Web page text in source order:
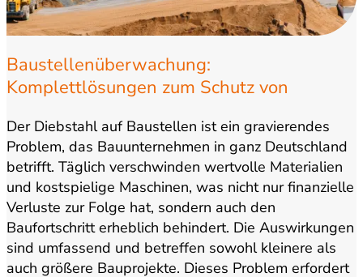
Baustellenüberwachung:
Komplettlösungen zum Schutz von
Der Diebstahl auf Baustellen ist ein gravierendes
Problem, das Bauunternehmen in ganz Deutschland
betrifft. Täglich verschwinden wertvolle Materialien
und kostspielige Maschinen, was nicht nur finanzielle
Verluste zur Folge hat, sondern auch den
Baufortschritt erheblich behindert. Die Auswirkungen
sind umfassend und betreffen sowohl kleinere als
auch größere Bauprojekte. Dieses Problem erfordert